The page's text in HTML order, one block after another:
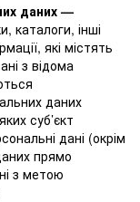
даних —
каталоги, інші
які містять
з відома
даних
суб’єкт
дані (окрім
прямо
з метою